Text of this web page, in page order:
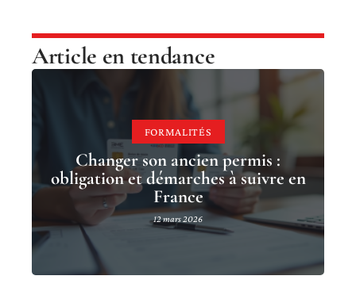
Article en tendance
FORMALITÉS
Changer son ancien permis :
obligation et démarches à suivre en
France
12 mars 2026